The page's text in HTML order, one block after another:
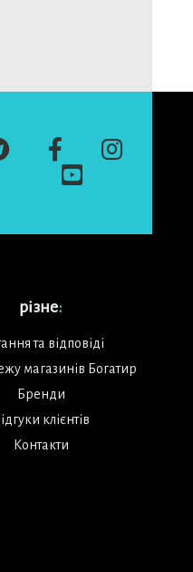
різне:
та відповіді
магазинів Богатир
Бренди
клієнтів
Контакти